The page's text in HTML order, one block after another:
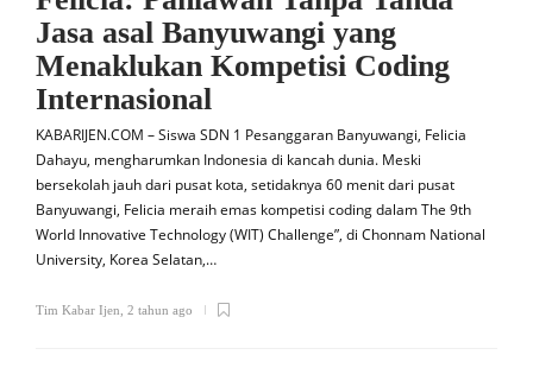
Jasa asal Banyuwangi yang
Menaklukan Kompetisi Coding
Internasional
KABARIJEN.COM – Siswa SDN 1 Pesanggaran Banyuwangi, Felicia
Dahayu, mengharumkan Indonesia di kancah dunia. Meski
bersekolah jauh dari pusat kota, setidaknya 60 menit dari pusat
Banyuwangi, Felicia meraih emas kompetisi coding dalam The 9th
World Innovative Technology (WIT) Challenge”, di Chonnam National
University, Korea Selatan,…
Tim Kabar Ijen 2 tahun ago